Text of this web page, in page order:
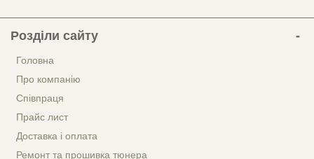
Розділи сайту
Головна
Про компанію
Співпраця
Прайс лист
Доставка і оплата
Ремонт та прошивка тюнера